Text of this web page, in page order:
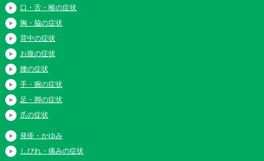
口・舌・喉の症状
胸・脇の症状
背中の症状
お腹の症状
腰の症状
手・腕の症状
足・脚の症状
爪の症状
発疹・かゆみ
しびれ・痛みの症状